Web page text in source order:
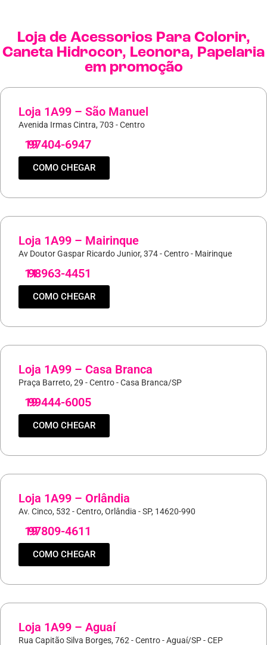
Loja de Acessorios Para Colorir,
Caneta Hidrocor, Leonora, Papelaria
em promoção
Loja 1A99 – São Manuel
Avenida Irmas Cintra, 703 - Centro
19
97404-6947
COMO CHEGAR
Loja 1A99 – Mairinque
Av Doutor Gaspar Ricardo Junior, 374 - Centro - Mairinque
11
98963-4451
COMO CHEGAR
Loja 1A99 – Casa Branca
Praça Barreto, 29 - Centro - Casa Branca/SP
19
99444-6005
COMO CHEGAR
Loja 1A99 – Orlândia
Av. Cinco, 532 - Centro, Orlândia - SP, 14620-990
19
97809-4611
COMO CHEGAR
Loja 1A99 – Aguaí
Rua Capitão Silva Borges, 762 - Centro - Aguaí/SP - CEP